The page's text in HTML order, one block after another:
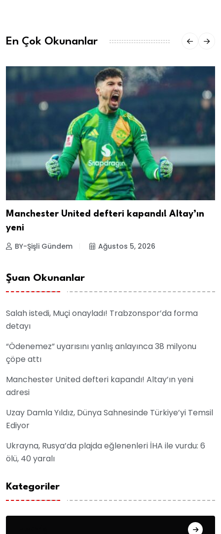
En Çok Okunanlar
Manchester United defteri kapandı! Altay’ın
yeni
BY-Şişli Gündem Ağustos 5, 2026
Şuan Okunanlar
Salah istedi, Muçi onayladı! Trabzonspor’da forma
detayı
“Ödenemez” uyarısını yanlış anlayınca 38 milyonu
çöpe attı
Manchester United defteri kapandı! Altay’ın yeni
adresi
Uzay Damla Yıldız, Dünya Sahnesinde Türkiye’yi Temsil
Ediyor
Ukrayna, Rusya’da plajda eğlenenleri İHA ile vurdu: 6
ölü, 40 yaralı
Kategoriler